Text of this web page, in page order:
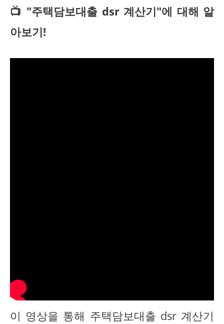
📺 "주택담보대출 dsr 계산기"에 대해 알
아보기!
이 영상을 통해 주택담보대출 dsr 계산기